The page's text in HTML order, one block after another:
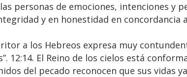
personas de emociones, intenciones y
y en honestidad en concordancia
a los Hebreos expresa muy
12:14. El Reino de los cielos está
del pecado reconocen que sus vidas